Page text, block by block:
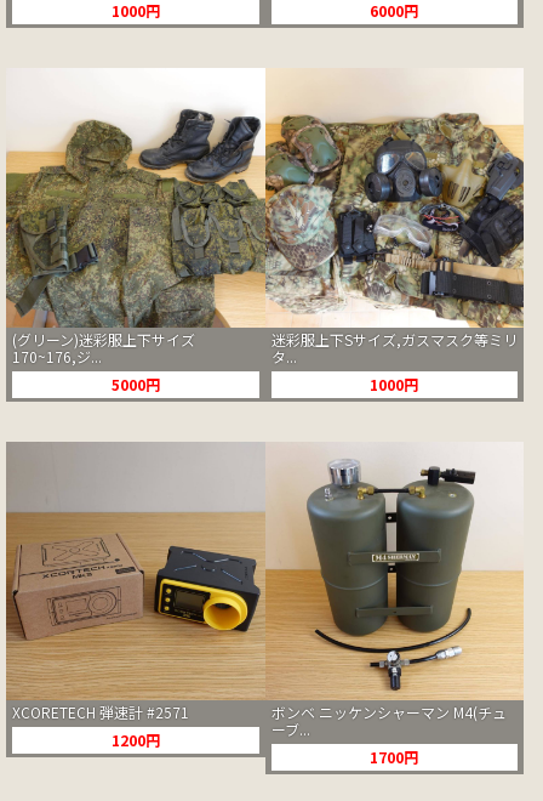
1000円 6000円
(グリーン)迷彩服上下サイズ
170~176,ジ...
5000円
迷彩服上下Sサイズ,ガスマスク等ミリ
タ...
1000円
XCORETECH 弾速計 #2571
1200円
ボンベ ニッケンシャーマン M4(チュ
ーブ...
1700円